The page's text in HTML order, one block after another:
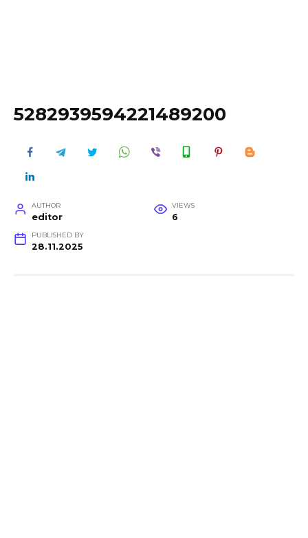
5282939594221489200
AUTHOR
editor
VIEWS
6
PUBLISHED BY
28.11.2025